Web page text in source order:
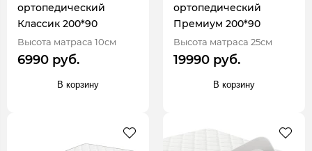
ортопедический
Классик 200*90
Высота матраса 10см
6990 руб.
В корзину
ортопедический
Премиум 200*90
Высота матраса 25см
19990 руб.
В корзину